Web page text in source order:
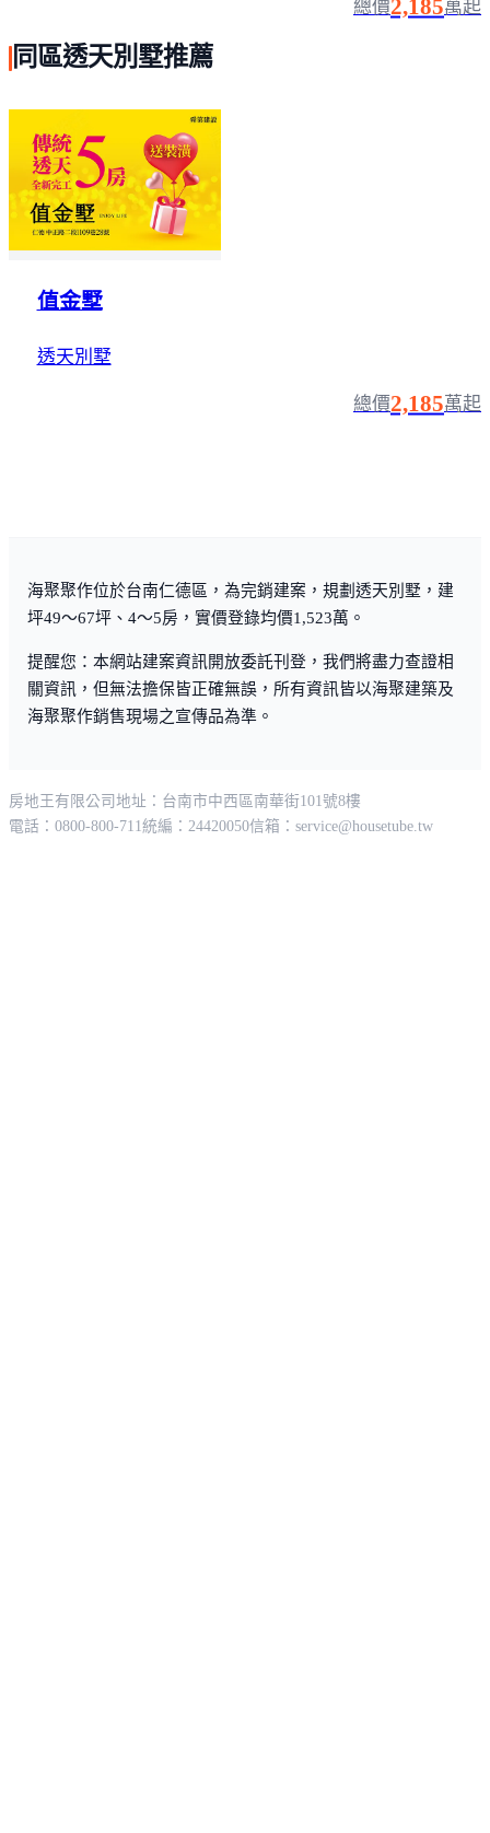
總價2,185萬起
同區透天別墅推薦
值金墅
透天別墅
總價2,185萬起
海聚聚作位於台南仁德區，為完銷建案，規劃透天別墅，建
坪49～67坪、4～5房，實價登錄均價1,523萬。
提醒您：本網站建案資訊開放委託刊登，我們將盡力查證相
關資訊，但無法擔保皆正確無誤，所有資訊皆以海聚建築及
海聚聚作銷售現場之宣傳品為準。
房地王有限公司 地址：台南市中西區南華街101號8樓
電話：0800-800-711統編：24420050信箱： service@housetube.tw